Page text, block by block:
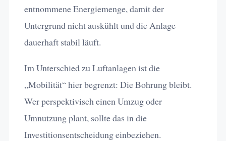
entnommene Energiemenge, damit der
Untergrund nicht auskühlt und die Anlage
dauerhaft stabil läuft.
Im Unterschied zu Luftanlagen ist die
„Mobilität“ hier begrenzt: Die Bohrung bleibt.
Wer perspektivisch einen Umzug oder
Umnutzung plant, sollte das in die
Investitionsentscheidung einbeziehen.